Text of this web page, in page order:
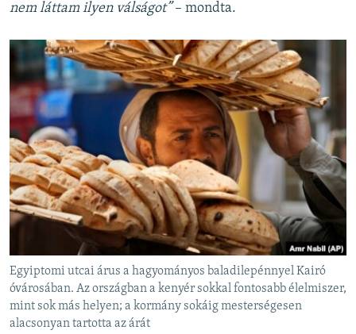
nem láttam ilyen válságot”– mondta.
Egyiptomi utcai árus a hagyományos baladilepénnyel Kairó
óvárosában. Az országban a kenyér sokkal fontosabb élelmiszer,
mint sok más helyen; a kormány sokáig mesterségesen
alacsonyan tartotta az árát